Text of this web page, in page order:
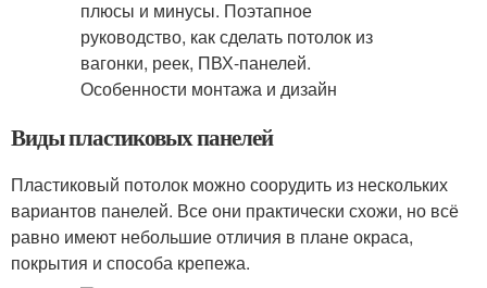
Виды пластиковых панелей
Пластиковый потолок можно соорудить из нескольких
вариантов панелей. Все они практически схожи, но всё
равно имеют небольшие отличия в плане окраса,
покрытия и способа крепежа.